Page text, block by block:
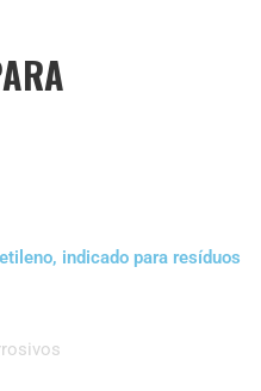
indicado para resíduos